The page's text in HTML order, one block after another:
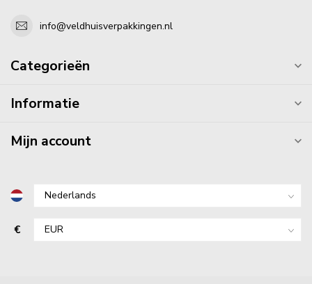
info@veldhuisverpakkingen.nl
Categorieën
Informatie
Mijn account
€